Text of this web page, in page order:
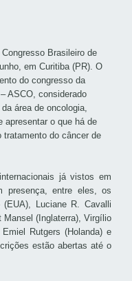
Brasileiro de
em Curitiba (PR). O
do congresso da
ASCO, considerado
área de oncologia,
apresentar o que há de
tratamento do câncer de
já vistos em
presença, entre eles, os
Luciane R. Cavalli
Mansel (Inglaterra), Virgílio
Rutgers (Holanda) e
estão abertas até o